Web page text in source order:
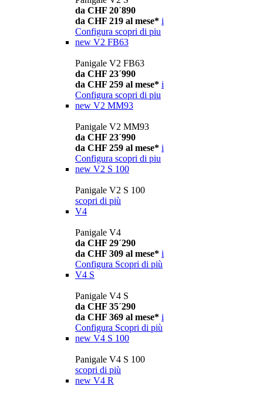
da CHF 20´890
da CHF 219 al mese* i
Configura scopri di piu
new V2 FB63
Panigale V2 FB63
da CHF 23´990
da CHF 259 al mese* i
Configura scopri di piu
new V2 MM93
Panigale V2 MM93
da CHF 23´990
da CHF 259 al mese* i
Configura scopri di piu
new V2 S 100
Panigale V2 S 100
scopri di più
V4
Panigale V4
da CHF 29´290
da CHF 309 al mese* i
Configura Scopri di più
V4 S
Panigale V4 S
da CHF 35´290
da CHF 369 al mese* i
Configura Scopri di più
new V4 S 100
Panigale V4 S 100
scopri di più
new V4 R